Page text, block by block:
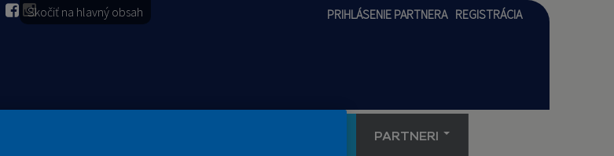
Skočiť na hlavný obsah PRIHLÁSENIE PARTNERA REGISTRÁCIA
PARTNERI